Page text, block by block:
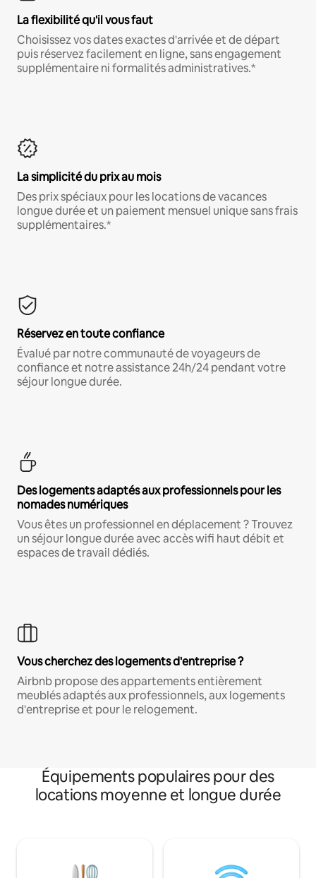
La flexibilité qu'il vous faut
Choisissez vos dates exactes d'arrivée et de départ
puis réservez facilement en ligne, sans engagement
supplémentaire ni formalités administratives.*
La simplicité du prix au mois
Des prix spéciaux pour les locations de vacances
longue durée et un paiement mensuel unique sans frais
supplémentaires.*
Réservez en toute confiance
Évalué par notre communauté de voyageurs de
confiance et notre assistance 24h/24 pendant votre
séjour longue durée.
Des logements adaptés aux professionnels pour les
nomades numériques
Vous êtes un professionnel en déplacement ? Trouvez
un séjour longue durée avec accès wifi haut débit et
espaces de travail dédiés.
Vous cherchez des logements d'entreprise ?
Airbnb propose des appartements entièrement
meublés adaptés aux professionnels, aux logements
d'entreprise et pour le relogement.
Équipements populaires pour des
locations moyenne et longue durée